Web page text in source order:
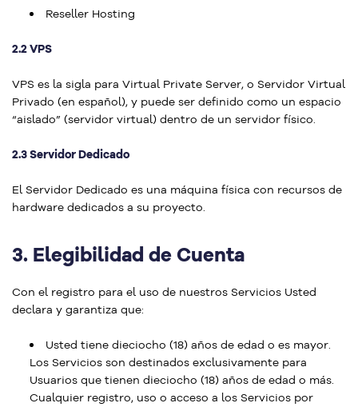
Reseller Hosting
2.2 VPS
VPS es la sigla para Virtual Private Server, o Servidor Virtual
Privado (en español), y puede ser definido como un espacio
“aislado” (servidor virtual) dentro de un servidor físico.
2.3 Servidor Dedicado
El Servidor Dedicado es una máquina física con recursos de
hardware dedicados a su proyecto.
3. Elegibilidad de Cuenta
Con el registro para el uso de nuestros Servicios Usted
declara y garantiza que:
Usted tiene dieciocho (18) años de edad o es mayor.
Los Servicios son destinados exclusivamente para
Usuarios que tienen dieciocho (18) años de edad o más.
Cualquier registro, uso o acceso a los Servicios por